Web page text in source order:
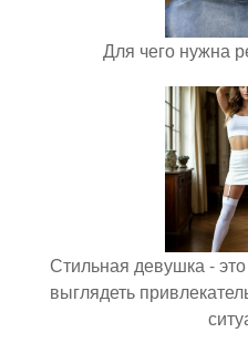
Для чего нужна
Стильная девушка -
выглядеть